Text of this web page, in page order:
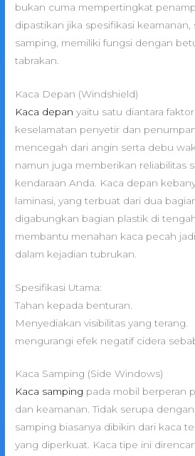
bukan cuma mempertingkat
dipastikan jika spesifikasi keamanan,
samping, memiliki fungsi dengan
tabrakan.
Kaca Depan (Windshield)
Kaca depan yaitu satu diantara
keselamatan penyetir dan
mencegah dari angin serta debu
namun juga memberikan reliabilitas
kendaraan Anda. Kaca depan
laminasi, yang terbuat dari dua
digabungkan bagian plastik di
membantu menahan kaca pecah
dalam kejadian tubrukan.
Spesifikasi Utama:
Tahan kepada benturan.
Menyediakan visibilitas yang terang.
mengurangi efek negatif cidera
Kaca Samping (Side Windows)
Kaca samping pada mobil berperan
dan keamanan. Tidak serupa
samping biasanya dibikin dari kaca
yang diperkuat. Kaca tipe ini